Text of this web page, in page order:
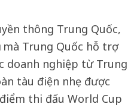
thông Trung Quốc,
mà Trung Quốc hỗ trợ
doanh nghiệp từ Trung
tàu điện nhẹ được
điểm thi đấu World Cup